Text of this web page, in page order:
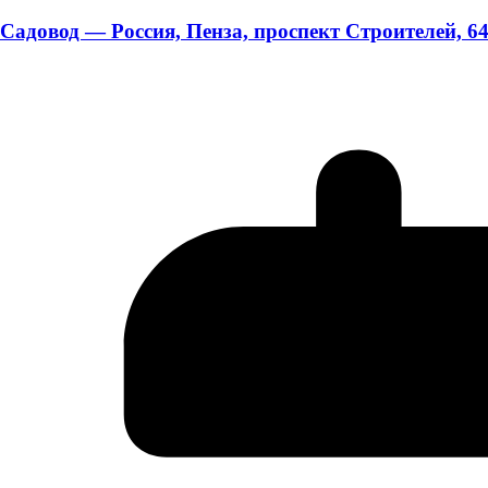
Садовод — Россия, Пенза, проспект Строителей, 64